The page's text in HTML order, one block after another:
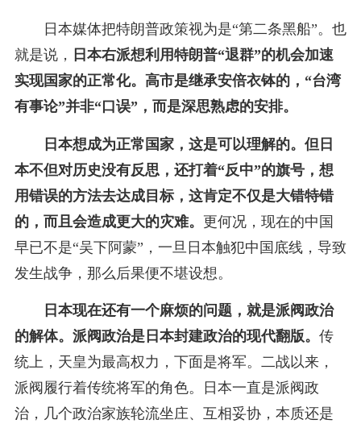
日本媒体把特朗普政策视为是“第二条黑船”。也
就是说， 日本右派想利用特朗普“退群”的机会加速
实现国家的正常化。 高市是继承安倍衣钵的，“台湾
有事论”并非“口误”，而是深思熟虑的安排。
日本想成为正常国家，这是可以理解的。但日
本不但对历史没有反思，还打着“反中”的旗号，想
用错误的方法去达成目标，这肯定不仅是大错特错
的，而且会造成更大的灾难。 更何况，现在的中国
早已不是“吴下阿蒙”，一旦日本触犯中国底线，导致
发生战争，那么后果便不堪设想。
日本现在还有一个麻烦的问题，就是派阀政治
的解体。派阀政治是日本封建政治的现代翻版。 传
统上，天皇为最高权力，下面是将军。二战以来，
派阀履行着传统将军的角色。日本一直是派阀政
治，几个政治家族轮流坐庄、互相妥协，本质还是